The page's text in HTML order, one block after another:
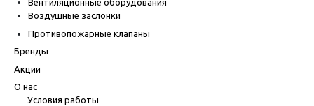
Вентиляционные оборудования
Воздушные заслонки
Противопожарные клапаны
Бренды
Акции
О нас
Условия работы